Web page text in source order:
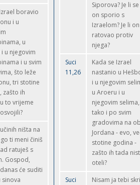
boravio
i u
u
u njegovim
i u svim
što leže
tri stotine
zašto ih
to vrijeme
ništa na
ti meni činiš
ratuješ s
Gospod,
će suditi
sinova
Siporova? Je li
on sporio s
Izraelom? Je li on
ratovao protiv
njega?
Suci
11,26
Kada se Izrael
nastanio u
i u njegovim
u Aroeru i u
njegovim
tako i po svim
gradovima na
Jordana - evo,
stotine godina -
zašto ih tada
oteli?
Suci
Nisam ja tebi